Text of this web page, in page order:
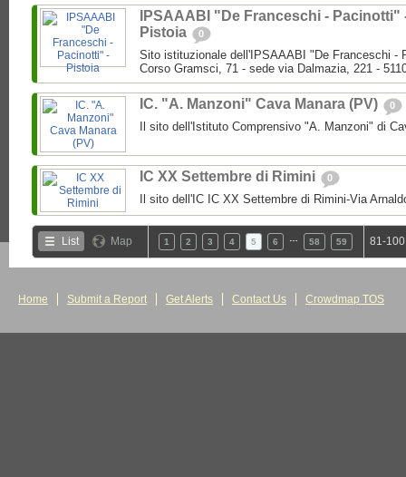
IPSAAABI "De Franceschi - Pacinotti"
Pistoia
0
Sito istituzionale dell'IPSAAABI "De Franceschi -
Corso Gramsci, 71 - sede via Dalmazia, 221 -
IC. "A. Manzoni" Cava Manara (PV) 0
Il sito dell'Istituto Comprensivo "A. Manzoni" di
IC XX Settembre di Rimini 0
Il sito dell'IC IC XX Settembre di Rimini-Via
List Map 1 2 3 4 5 6 58 59 81-
Home Submit a Report Get Alerts Contact Us Crowdmap TOS